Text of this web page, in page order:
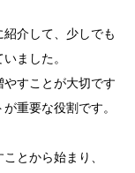
介して、少しでも
ました。
すことが大切です
重要な役割です。
ことから始まり、